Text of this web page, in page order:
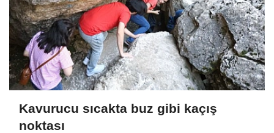
Kavurucu sıcakta buz gibi kaçış
noktası